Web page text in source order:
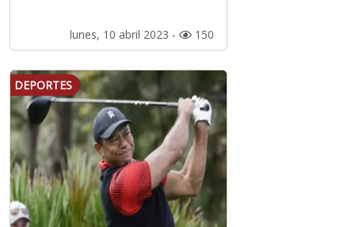
lunes, 10 abril 2023 - 150
DEPORTES